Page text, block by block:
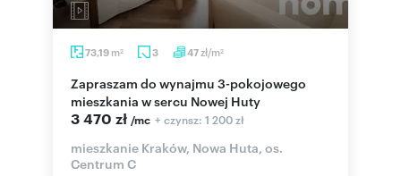
73,19 m2 3 47zł/m2
Zapraszam do wynajmu 3-pokojowego
mieszkania w sercu Nowej Huty
3 470 zł /mc + czynsz: 1 200 zł
mieszkanie Kraków, Nowa Huta, os.
Centrum C